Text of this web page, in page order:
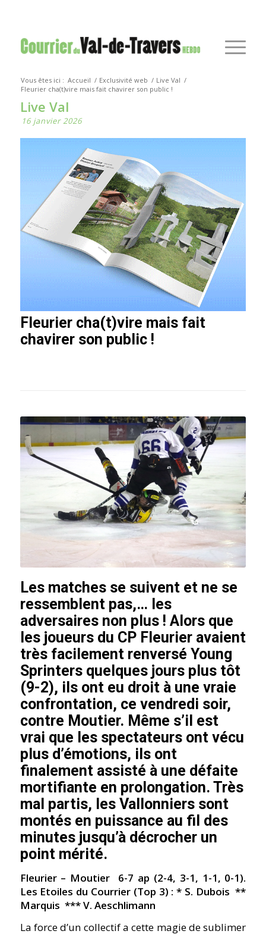
Vous êtes ici : Accueil / Exclusivité web / Live Val /
Fleurier cha(t)vire mais fait chavirer son public !
Live Val
16 janvier 2026
Fleurier cha(t)vire mais fait
chavirer son public !
Les matches se suivent et ne se
ressemblent pas,… les
adversaires non plus ! Alors que
les joueurs du CP Fleurier avaient
très facilement renversé Young
Sprinters quelques jours plus tôt
(9-2), ils ont eu droit à une vraie
confrontation, ce vendredi soir,
contre Moutier. Même s’il est
vrai que les spectateurs ont vécu
plus d’émotions, ils ont
finalement assisté à une défaite
mortifiante en prolongation. Très
mal partis, les Vallonniers sont
montés en puissance au fil des
minutes jusqu’à décrocher un
point mérité.
Fleurier – Moutier 6-7 ap (2-4, 3-1, 1-1, 0-1).
Les Etoiles du Courrier (Top 3) : * S. Dubois **
Marquis *** V. Aeschlimann
La force d’un collectif a cette magie de sublimer